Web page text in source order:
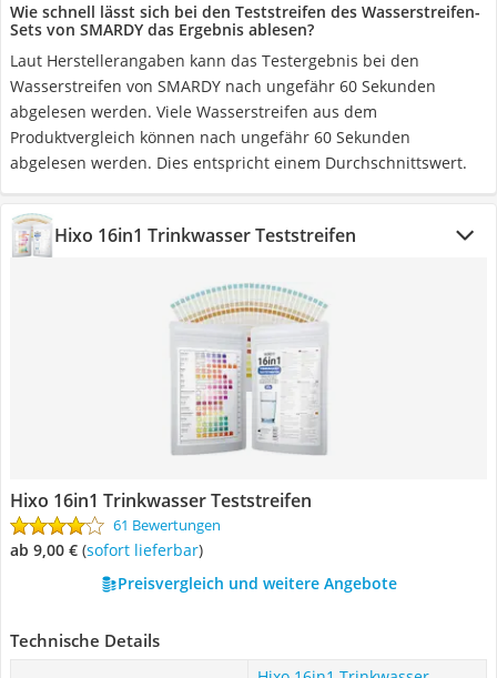
Wie schnell lässt sich bei den Teststreifen des Wasserstreifen-
Sets von SMARDY das Ergebnis ablesen?
Laut Herstellerangaben kann das Testergebnis bei den
Wasserstreifen von SMARDY nach ungefähr 60 Sekunden
abgelesen werden. Viele Wasserstreifen aus dem
Produktvergleich können nach ungefähr 60 Sekunden
abgelesen werden. Dies entspricht einem Durchschnittswert.
Hixo 16in1 Trinkwasser Teststreifen
Hixo 16in1 Trinkwasser Teststreifen
61 Bewertungen
ab 9,00 € ( Sofort lieferbar)
Preisvergleich und weitere Angebote
Technische Details